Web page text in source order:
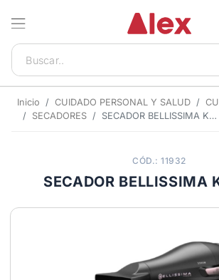
Inicio CUIDADO PERSONAL Y SALUD
SECADORES
SECADOR BELLISSIMA K9 2300
CÓD.: 11932
SECADOR BELLISSIMA